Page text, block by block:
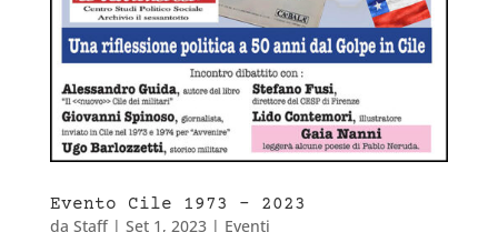
Evento Cile 1973 – 2023
da Staff| Set 1, 2023| Eventi